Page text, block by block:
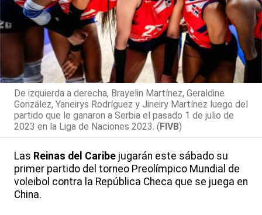
De izquierda a derecha, Brayelin Martínez, Geraldine
González, Yaneirys Rodríguez y Jineiry Martínez luego del
partido que le ganaron a Serbia el pasado 1 de julio de
2023 en la Liga de Naciones 2023. (FIVB)
Las Reinas del Caribe jugarán este sábado su
primer partido del torneo Preolímpico Mundial de
voleibol contra la República Checa que se juega en
China.